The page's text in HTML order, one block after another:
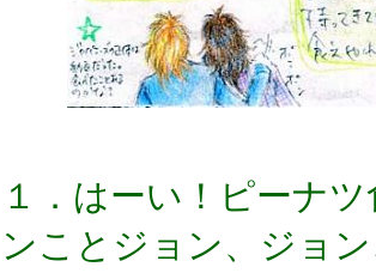
１．はーい！ピーナ
ンことジョン、ジョ